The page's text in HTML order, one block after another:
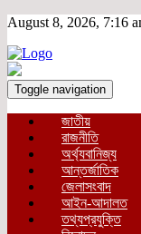
August 8, 2026, 7:16
Toggle navigation
জাতীয়
রাজনীতি
অর্থ্যবানিজ্য
আন্তর্জাতিক
জেলাসংবাদ
আইন-আদালত
তথ্যপ্রযুক্তি